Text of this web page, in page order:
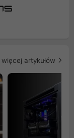
artykułów